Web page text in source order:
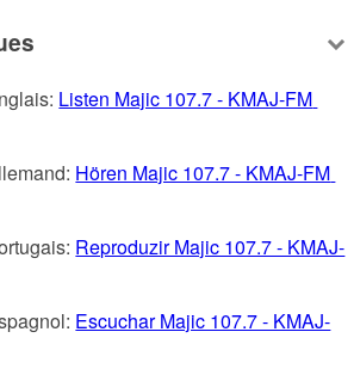
Listen Majic 107.7 - KMAJ-FM
Hören Majic 107.7 - KMAJ-FM
Reproduzir Majic 107.7 - KMAJ-
Escuchar Majic 107.7 - KMAJ-